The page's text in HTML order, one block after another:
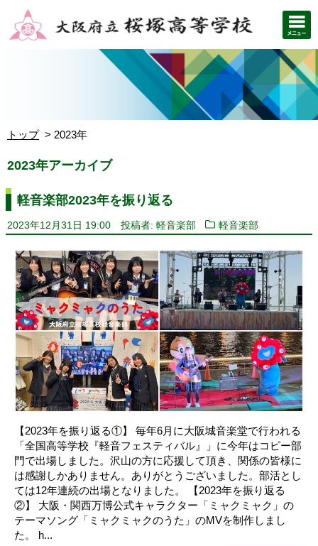
トップ 2023年
2023年アーカイブ
軽音楽部2023年を振り返る
2023年12月31日 19:00 投稿者: 軽音楽部 軽音楽部
【2023年を振り返る①】 毎年6月に大阪城音楽堂で行われる
「全国高等学校『軽音フェスティバル』」に今年はコピー部
門で出場しました。沢山の方に応援して頂き、関係の皆様に
は感謝しかありません。ありがとうございました。部活とし
ては12年連続の出場となりました。 【2023年を振り返る
②】 大阪・関西万博公式キャラクター「ミャクミャク」の
テーマソング「ミャクミャクのうた」のMVを制作しまし
た。 h...